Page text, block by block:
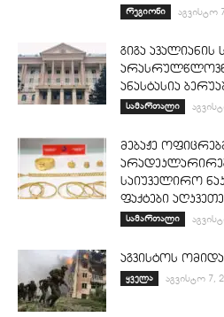
რეგიონი აგვისტო
გიგა ავალიანის
ანასტასია
სამართალი
მებაჟე
საიუველირო
ფაქტები
სამართალი
აგვისტოს
ყველა აგვისტო 7,